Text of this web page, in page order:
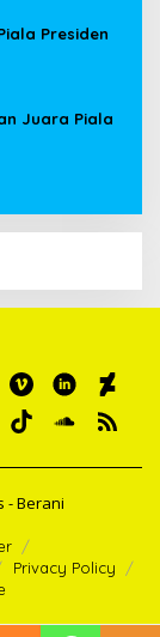
Presiden
Juara Piala
- Berani
Privacy Policy